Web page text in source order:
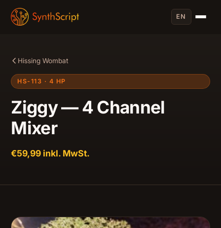
EN
Hissing Wombat
HS-113 · 4 HP
Ziggy — 4 Channel
Mixer
€59,99 inkl. MwSt.